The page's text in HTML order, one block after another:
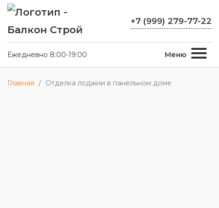
+7 (999) 279-77-22
Ежедневно 8:00-19:00 Меню
Главная / Отделка лоджии в панельном доме